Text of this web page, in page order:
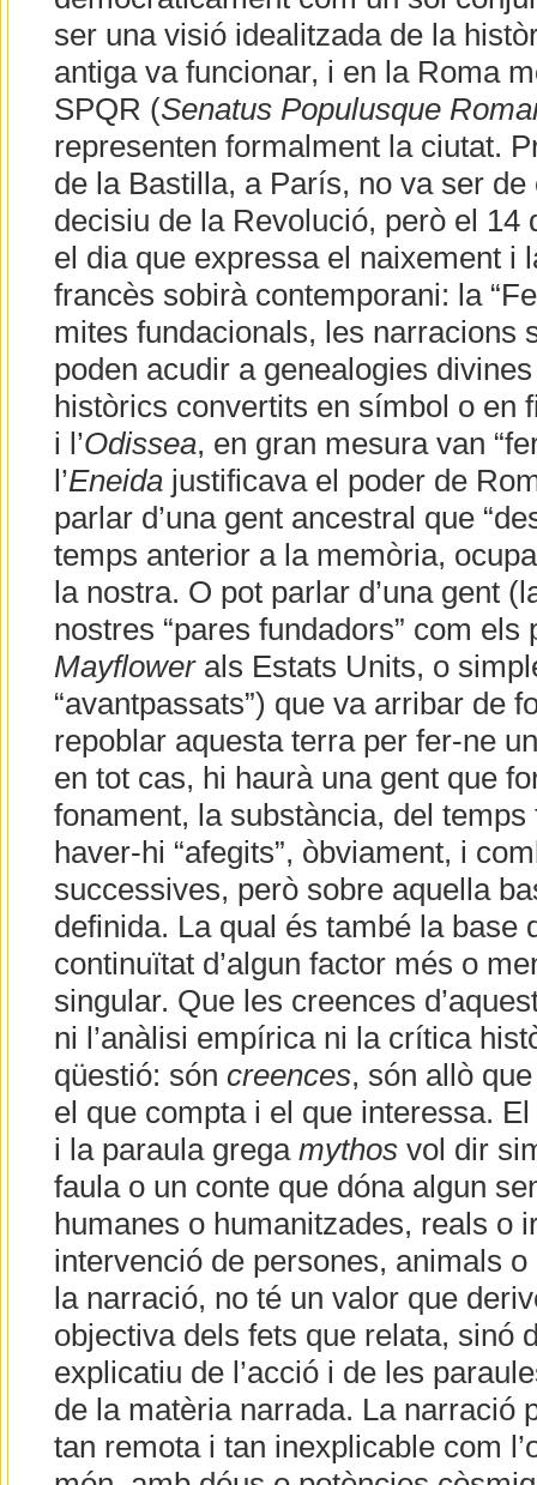
ser una visió idealitzada de la
antiga va funcionar, i en la Roma
SPQR (Senatus Populusque
representen formalment la ciutat.
de la Bastilla, a París, no va ser
decisiu de la Revolució, però el 14
el dia que expressa el naixement i
francès sobirà contemporani: la
mites fundacionals, les narracions
poden acudir a genealogies
històrics convertits en símbol o en
i l’Odissea, en gran mesura van
l’Eneidajustificava el poder de
parlar d’una gent ancestral que
temps anterior a la memòria,
la nostra. O pot parlar d’una gent
nostres “pares fundadors” com els
Mayflowerals Estats Units, o
“avantpassats”) que va arribar de
repoblar aquesta terra per fer-ne
en tot cas, hi haurà una gent que
fonament, la substància, del temps
haver-hi “afegits”, òbviament, i
successives, però sobre aquella
definida. La qual és també la base
continuïtat d’algun factor més o
singular. Que les creences
ni l’anàlisi empírica ni la crítica
qüestió: són creences, són allò
el que compta i el que interessa.
i la paraula grega mythosvol dir
faula o un conte que dóna algun
humanes o humanitzades, reals o
intervenció de persones, animals
la narració, no té un valor que
objectiva dels fets que relata, sinó
explicatiu de l’acció i de les
de la matèria narrada. La narració
tan remota i tan inexplicable com